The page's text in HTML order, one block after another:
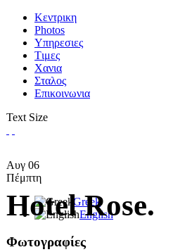
Κεντρικη
Photos
Υπηρεσιες
Tιμες
Χανια
Σταλος
Επικοινωνια
Text Size
Αυγ 06
Πέμπτη
Hotel Rose.
Greek
English
Φωτογραφίες